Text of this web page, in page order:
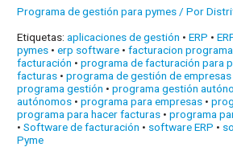
Programa de gestión para pymes / Por
Etiquetas:aplicaciones de gestión •ERP •
pymes •erp software •facturacion
facturación •programa de facturación para
facturas •programa de gestión de empresas
programa gestión •programa gestión
autónomos •programa para empresas •
programa para hacer facturas •programa
•Software de facturación • software ERP •
Pyme